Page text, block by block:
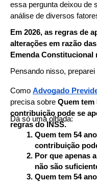
essa pergunta deixou de
análise de diversos
Em 2026, as regras de
alterações em razão
Emenda Constitucional
Pensando nisso,
Como Advogado
precisa sobre Quem tem
contribuição pode se
regras do INSS.
Dá só uma olhada:
Quem tem 54
contribuição
Por que apenas
não são
Quem tem 54